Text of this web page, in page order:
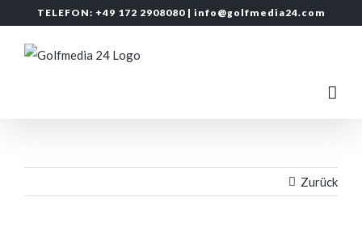
springen
TELEFON: +49 172 2908080 | info@golfmedia24.com
Zurück